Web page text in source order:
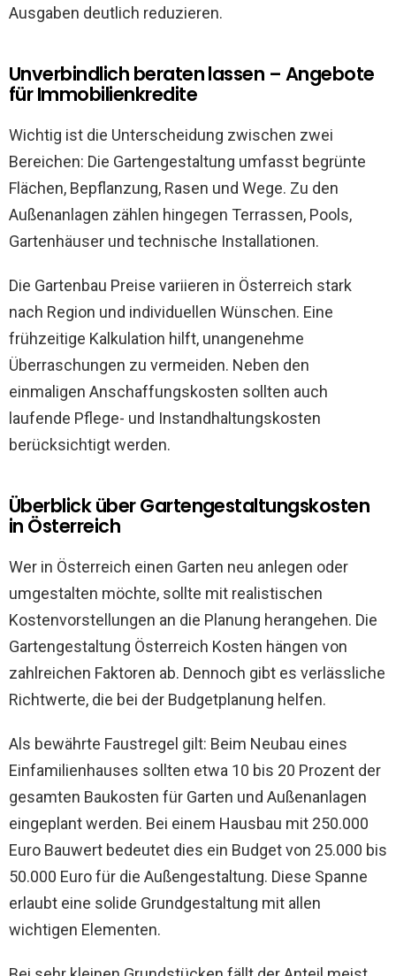
Ausgaben deutlich reduzieren.
Unverbindlich beraten lassen – Angebote
für Immobilienkredite
Wichtig ist die Unterscheidung zwischen zwei
Bereichen: Die Gartengestaltung umfasst begrünte
Flächen, Bepflanzung, Rasen und Wege. Zu den
Außenanlagen zählen hingegen Terrassen, Pools,
Gartenhäuser und technische Installationen.
Die Gartenbau Preise variieren in Österreich stark
nach Region und individuellen Wünschen. Eine
frühzeitige Kalkulation hilft, unangenehme
Überraschungen zu vermeiden. Neben den
einmaligen Anschaffungskosten sollten auch
laufende Pflege- und Instandhaltungskosten
berücksichtigt werden.
Überblick über Gartengestaltungskosten
in Österreich
Wer in Österreich einen Garten neu anlegen oder
umgestalten möchte, sollte mit realistischen
Kostenvorstellungen an die Planung herangehen. Die
Gartengestaltung Österreich Kosten hängen von
zahlreichen Faktoren ab. Dennoch gibt es verlässliche
Richtwerte, die bei der Budgetplanung helfen.
Als bewährte Faustregel gilt: Beim Neubau eines
Einfamilienhauses sollten etwa 10 bis 20 Prozent der
gesamten Baukosten für Garten und Außenanlagen
eingeplant werden. Bei einem Hausbau mit 250.000
Euro Bauwert bedeutet dies ein Budget von 25.000 bis
50.000 Euro für die Außengestaltung. Diese Spanne
erlaubt eine solide Grundgestaltung mit allen
wichtigen Elementen.